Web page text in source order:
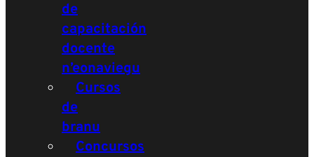
de
capacitación
docente
n’eonaviegu
Cursos
de
branu
Concursos